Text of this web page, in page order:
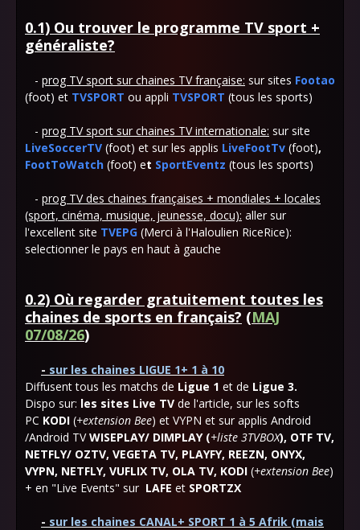
0.1) Ou trouver le programme TV sport +
généraliste?
- prog TV sport sur chaines TV française: sur sites Footao
(foot) et TVSPORT ou appli TVSPORT (tous les sports)
- prog TV sport sur chaines TV internationale: sur site
LiveSoccerTV (foot) et sur les applis LiveFootTv (foot),
FootToWatch (foot) et SportEventz (tous les sports)
- prog TVdes chaines françaises + mondiales + locales
(sport, cinéma, musique, jeunesse, docu): aller sur
l'excellent site TVEPG (Merci à l'Haloulien RiceRice):
selectionner le pays en haut à gauche
0.2) Où regarder gratuitement toutes les
chaines de sports en français? (MAJ
07/08/26)
- sur les chaines LIGUE 1+ 1 à 10
Diffusent tous les matchs de Ligue 1 et de Ligue 3.
Dispo sur: les sites Live TV de l'article, sur les softs
PC KODI (+extension Bee) et VYPN et sur applis Android
/Android TVWISEPLAY/ DIMPLAY (+liste 3TVBOX), OTF TV,
NETFLY/ OZTV, VEGETA TV, PLAYFY, REEZN, ONYX,
VYPN, NETFLY, VUFLIX TV, OLA TV, KODI (+extension Bee)
+ en "Live Events" sur LAFE et SPORTZX
- sur les chaines CANAL+ SPORT 1 à 5 Afrik (mais